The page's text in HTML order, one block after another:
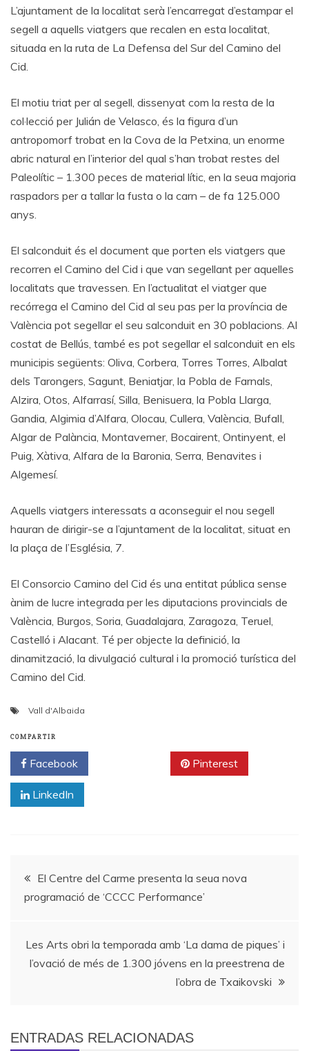
L’ajuntament de la localitat serà l’encarregat d’estampar el
segell a aquells viatgers que recalen en esta localitat,
situada en la ruta de La Defensa del Sur del Camino del
Cid.
El motiu triat per al segell, dissenyat com la resta de la
col·lecció per Julián de Velasco, és la figura d’un
antropomorf trobat en la Cova de la Petxina, un enorme
abric natural en l’interior del qual s’han trobat restes del
Paleolític – 1.300 peces de material lític, en la seua majoria
raspadors per a tallar la fusta o la carn – de fa 125.000
anys.
El salconduit és el document que porten els viatgers que
recorren el Camino del Cid i que van segellant per aquelles
localitats que travessen. En l’actualitat el viatger que
recórrega el Camino del Cid al seu pas per la província de
València pot segellar el seu salconduit en 30 poblacions. Al
costat de Bellús, també es pot segellar el salconduit en els
municipis següents: Oliva, Corbera, Torres Torres, Albalat
dels Tarongers, Sagunt, Beniatjar, la Pobla de Farnals,
Alzira, Otos, Alfarrasí, Silla, Benisuera, la Pobla Llarga,
Gandia, Algimia d’Alfara, Olocau, Cullera, València, BufalI,
Algar de Palància, Montaverner, Bocairent, Ontinyent, el
Puig, Xàtiva, Alfara de la Baronia, Serra, Benavites i
Algemesí.
Aquells viatgers interessats a aconseguir el nou segell
hauran de dirigir-se a l’ajuntament de la localitat, situat en
la plaça de l’Església, 7.
El Consorcio Camino del Cid és una entitat pública sense
ànim de lucre integrada per les diputacions provincials de
València, Burgos, Soria, Guadalajara, Zaragoza, Teruel,
Castelló i Alacant. Té per objecte la definició, la
dinamització, la divulgació cultural i la promoció turística del
Camino del Cid.
Vall d'Albaida
COMPARTIR
Facebook Pinterest
LinkedIn
Navegación
de
entradas
El Centre del Carme presenta la seua nova
programació de ‘CCCC Performance’
Les Arts obri la temporada amb ‘La dama de piques’ i
l’ovació de més de 1.300 jóvens en la preestrena de
l’obra de Txaikovski
ENTRADAS RELACIONADAS